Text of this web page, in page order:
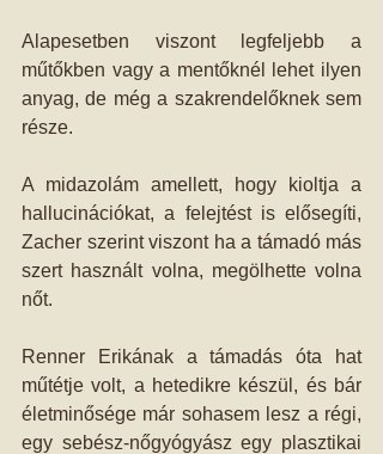
Alapesetben viszont legfeljebb a
műtőkben vagy a mentőknél lehet ilyen
anyag, de még a szakrendelőknek sem
része.
A midazolám amellett, hogy kioltja a
hallucinációkat, a felejtést is elősegíti,
Zacher szerint viszont ha a támadó más
szert használt volna, megölhette volna
nőt.
Renner Erikának a támadás óta hat
műtétje volt, a hetedikre készül, és bár
életminősége már sohasem lesz a régi,
egy sebész-nőgyógyász egy plasztikai